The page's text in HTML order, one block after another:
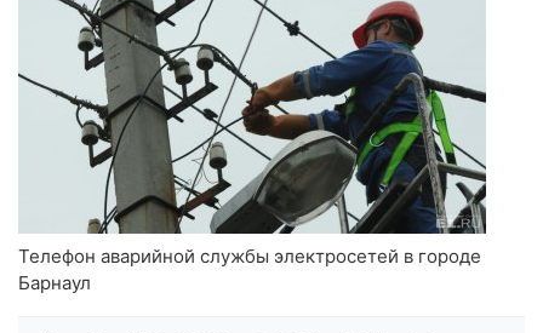
Телефон аварийной службы электросетей в городе
Барнаул